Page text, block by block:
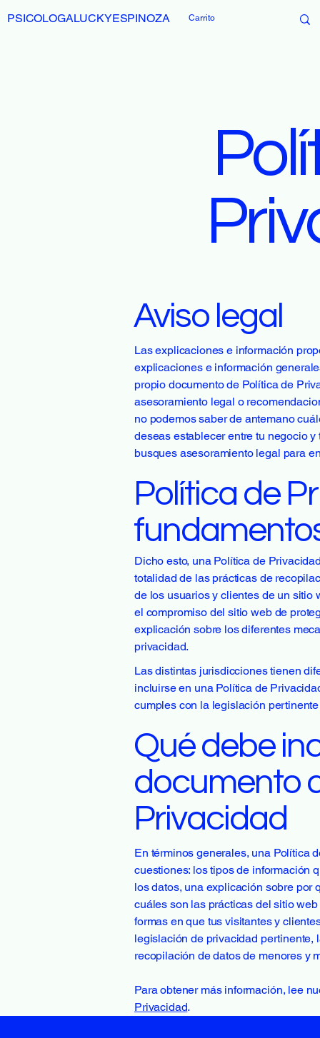
PSICOLOGALUCKYESPINOZA Carrito
Aviso legal
Las explicaciones e información
explicaciones e información
propio documento de Política de
asesoramiento legal o
no podemos saber de antemano
deseas establecer entre tu negocio
busques asesoramiento legal para
Política de
Dicho esto, una Política de
totalidad de las prácticas de
de los usuarios y clientes de un sitio
el compromiso del sitio web de
explicación sobre los diferentes
privacidad.
Las distintas jurisdicciones tienen
incluirse en una Política de
cumples con la legislación
Qué debe
documento
Privacidad
En términos generales, una Política
cuestiones: los tipos de información
los datos, una explicación sobre por
cuáles son las prácticas del sitio
formas en que tus visitantes y
legislación de privacidad pertinente,
recopilación de datos de menores y
Para obtener más información, lee
Privacidad.